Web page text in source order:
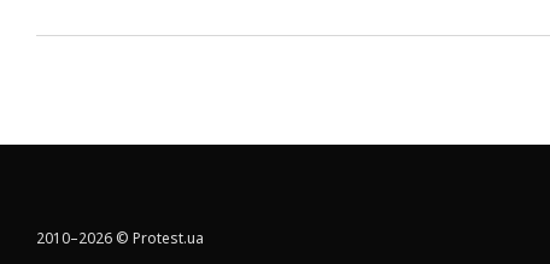
2010–2026 © Protest.ua